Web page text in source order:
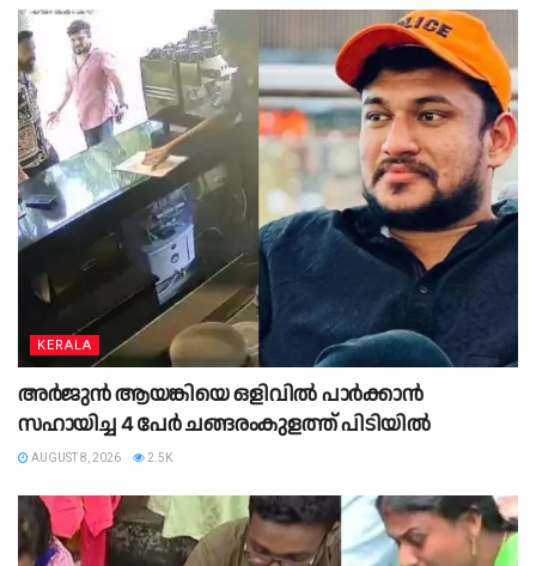
KERALA
അർജുൻ ആയങ്കിയെ ഒളിവിൽ പാർക്കാൻ
സഹായിച്ച 4 പേര്‍ ചങ്ങരംകുളത്ത് പിടിയില്‍
AUGUST 8, 2026 2.5K